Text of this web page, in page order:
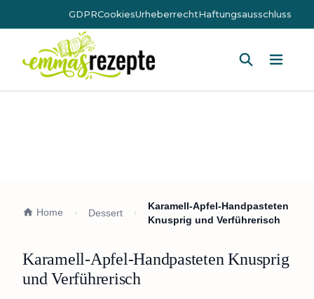
GDPRCookiesUrheberrechtHaftungsausschluss
Home Dessert
Karamell-Apfel-Handpasteten
Knusprig und Verführerisch
Karamell-Apfel-Handpasteten Knusprig
und Verführerisch